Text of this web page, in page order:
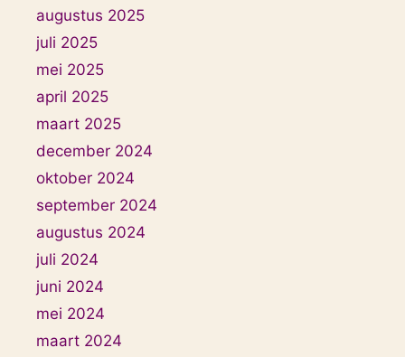
augustus 2025
juli 2025
mei 2025
april 2025
maart 2025
december 2024
oktober 2024
september 2024
augustus 2024
juli 2024
juni 2024
mei 2024
maart 2024